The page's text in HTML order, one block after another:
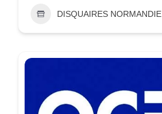
DISQUAIRES NORMANDIE